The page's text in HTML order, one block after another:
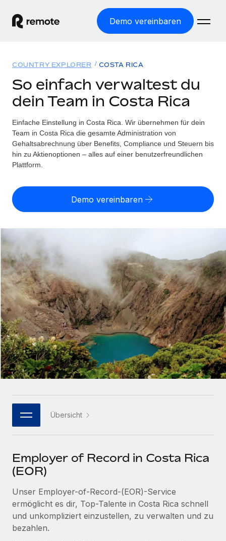
Demo vereinbaren
WELTWEITE BESCHÄFTIGUNG
Globale Payroll
Einfache, rechtssicher Payroll
Employer of Record
Weltweites Wachstum ohne Kosten für Niederlassungen
Contractor of Record
Rechtssichere, weltweite Arbeit mit Freelancer:innen
Globales Onboarding und Verwalten von
PEO
Auslagern von komplexen HR-Aufgaben
INFRASTRUKTUR
Remote Embedded
Nahtlose Integration der HR in bestehende Abläufe
Plattform
Integrierte HR-Kernfunktionen für dein Team
MCP
Integrationen
Tools
DIENSTLEISTUNGEN
Frag unsere Expert:innen
Hilfe von Expert:innen für globale HR & Compliance
Lösungen
WELTWEITE ABDECKUNG
Country Explorer
Länderspezifische Unterstützung bei der Einstellung
Einfache Einstellung in allen US-Bundesstaaten
WACHSTUMSPHASE
Startups
Agile HR- und Payroll-Lösungen für wachsende
Unternehmen
Mittelstand
Maßgeschneiderte HR-Lösungen, um Teams zu
vergrößern
Enterprise
Globale HR für Konzerne und Großunternehmen
PARTNER WERDEN
Flexible Einbettung von Global-HR-Funktionen in deine
Partner werden
Entdecke die Möglichkeiten einer Partnerschaft
Remote Build
Beratung zu Integrationen und KI-Automatisierung
Ressourcen
TOOLS UND RECHNER
Scheinselbstständigkeitsrisiko berechnen
Personalkostenrechner
Honorarzahlungen berechnen
Informationen zu möglichen Währungen und
Abwicklungsfristen für globale Freelancer:innen
LERNEN MIT REMOTE
Forschung und Leitfäden
Fallstudien
HR-Glossar
Bibliothek für Stellenbeschreibungen
Webinare
Events
Newsroom
Informationen zu Gehältern und Qualifikationen
Insights Center
Preise
Nederlands
Français
Deutsch
Español
Italiano
Português (Portugal)
한국어
COUNTRY EXPLORER COSTA RICA
So einfach verwaltest du
dein Team in Costa Rica
Einfache Einstellung in Costa Rica. Wir übernehmen für dein
Team in Costa Rica die gesamte Administration von
Gehaltsabrechnung über Benefits, Compliance und Steuern bis
hin zu Aktienoptionen – alles auf einer benutzerfreundlichen
Plattform.
Demo vereinbaren
Übersicht
Employer of Record in Costa Rica
(EOR)
Unser Employer-of-Record-(EOR)-Service
ermöglicht es dir, Top-Talente in Costa Rica schnell
und unkompliziert einzustellen, zu verwalten und zu
bezahlen.